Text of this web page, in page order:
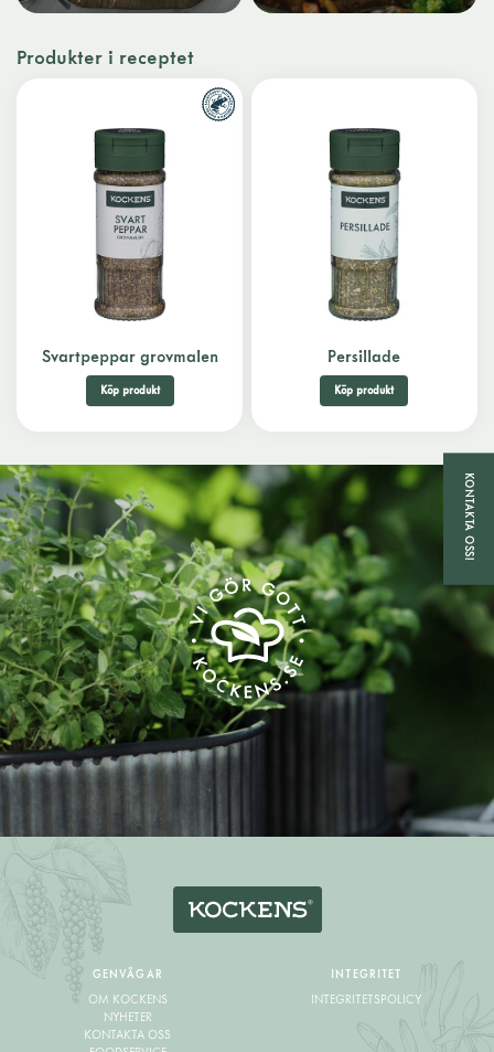
Produkter i receptet
Svartpeppar grovmalen
Köp produkt
Persillade
Köp produkt
GENVÄGAR
OM KOCKENS
NYHETER
KONTAKTA OSS
INTEGRITET
INTEGRITETSPOLICY
KONTAKTA OSS!